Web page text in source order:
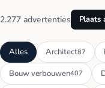
2.277 advertenties Plaats
Alles Architect87
Bouw verbouwen407